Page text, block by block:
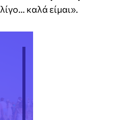
καλά είμαι».